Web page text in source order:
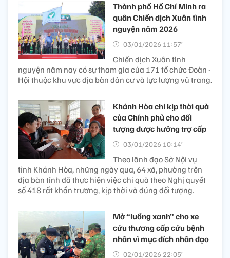
Thành phố Hồ Chí Minh ra
quân Chiến dịch Xuân tình
nguyện năm 2026
03/01/2026 11:57’
Chiến dịch Xuân tình
nguyện năm nay có sự tham gia của 171 tổ chức Đoàn -
Hội thuộc khu vực địa bàn dân cư và lực lượng vũ trang.
Khánh Hòa chi kịp thời quà
của Chính phủ cho đối
tượng được hưởng trợ cấp
03/01/2026 10:14’
Theo lãnh đạo Sở Nội vụ
tỉnh Khánh Hòa, những ngày qua, 64 xã, phường trên
địa bàn tỉnh đã thực hiện việc chi quà theo Nghị quyết
số 418 rất khẩn trương, kịp thời và đúng đối tượng.
Mở “luồng xanh” cho xe
cứu thương cấp cứu bệnh
nhân vì mục đích nhân đạo
02/01/2026 22:05’